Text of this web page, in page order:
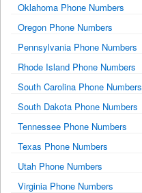
Oklahoma Phone Numbers
Oregon Phone Numbers
Pennsylvania Phone Numbers
Rhode Island Phone Numbers
South Carolina Phone Numbers
South Dakota Phone Numbers
Tennessee Phone Numbers
Texas Phone Numbers
Utah Phone Numbers
Virginia Phone Numbers